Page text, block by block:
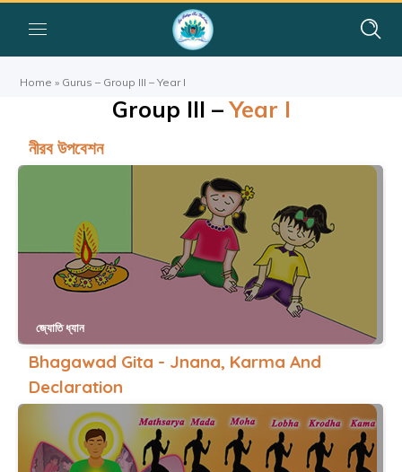
Home » Gurus – Group III – Year I
Group III –Year I
নীরব উপবেশন
জ্যোতি ধ্যান
Bhagawad Gita - Jnana, Karma And
Declaration